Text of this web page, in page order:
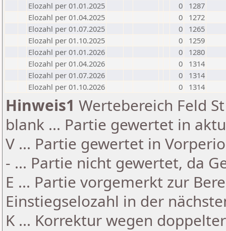
Elozahl per 01.01.2025
0
1287
Elozahl per 01.04.2025
0
1272
Elozahl per 01.07.2025
0
1265
Elozahl per 01.10.2025
0
1259
Elozahl per 01.01.2026
0
1280
Elozahl per 01.04.2026
0
1314
Elozahl per 01.07.2026
0
1314
Elozahl per 01.10.2026
0 1314
Hinweis1 Wertebereich Feld
blank ... Partie gewertet in
V ... Partie gewertet in
- ... Partie nicht gewertet, da
E ... Partie vorgemerkt zur
Einstiegselozahl in der
K ... Korrektur wegen